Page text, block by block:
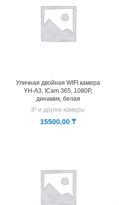
Уличная двойная WIFI камера
YH-A3, ICam 365, 1080P,
динамик, белая
IP и другие камеры
15500,00 ₸